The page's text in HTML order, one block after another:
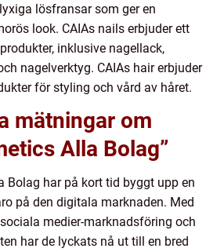
lösfransar som ger en
look. CAIAs nails erbjuder ett
inklusive nagellack,
nagelverktyg. CAIAs hair erbjuder
för styling och vård av håret.
mätningar om
Alla Bolag”
Bolag har på kort tid byggt upp en
på den digitala marknaden. Med
medier-marknadsföring och
har de lyckats nå ut till en bred